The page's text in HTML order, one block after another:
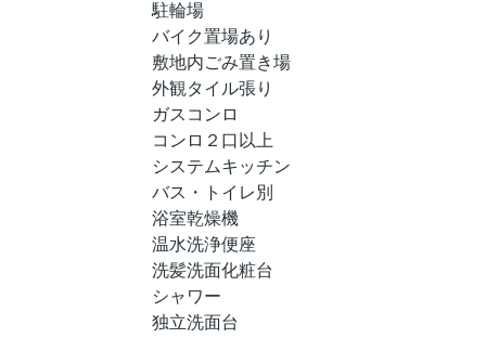
駐輪場
バイク置場あり
敷地内ごみ置き場
外観タイル張り
ガスコンロ
コンロ２口以上
システムキッチン
バス・トイレ別
浴室乾燥機
温水洗浄便座
洗髪洗面化粧台
シャワー
独立洗面台